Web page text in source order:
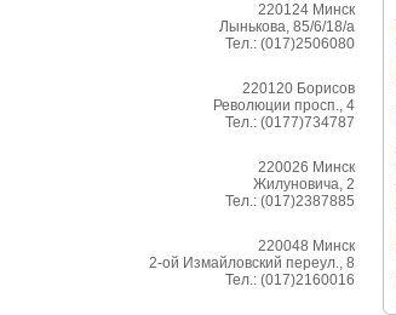
220124 Минск
Лынькова, 85/6/18/а
Тел.: (017)2506080
220120 Борисов
Революции просп., 4
Тел.: (0177)734787
220026 Минск
Жилуновича, 2
Тел.: (017)2387885
220048 Минск
2-ой Измайловский переул., 8
Тел.: (017)2160016